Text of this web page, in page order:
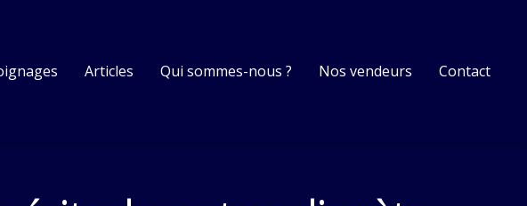
Articles Qui sommes-nous ? Nos vendeurs Contact